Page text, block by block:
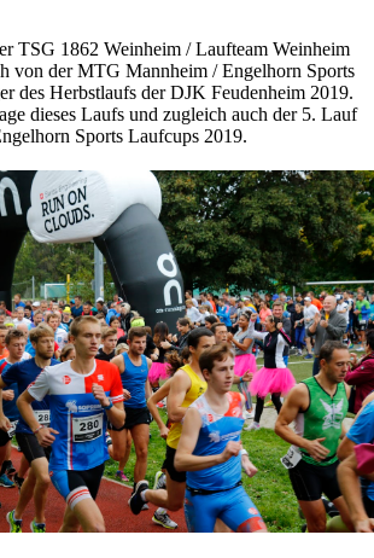
TSG 1862 Weinheim / Laufteam Weinheim
von der MTG Mannheim / Engelhorn Sports
des Herbstlaufs der DJK Feudenheim 2019.
dieses Laufs und zugleich auch der 5. Lauf
Sports Laufcups 2019.